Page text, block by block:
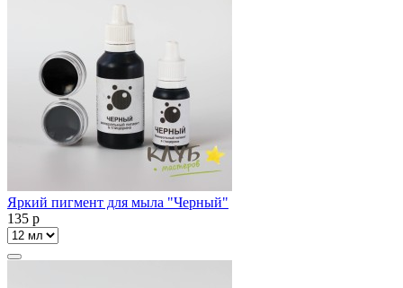
Яркий пигмент для мыла "Черный"
135 p